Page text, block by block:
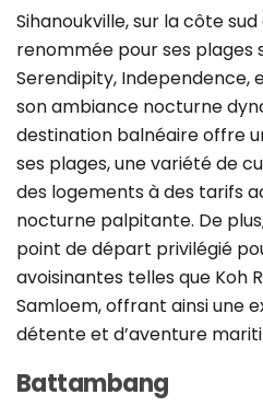
Sihanoukville, sur la côte
renommée pour ses plages
Serendipity, Independence,
son ambiance nocturne
destination balnéaire offre
ses plages, une variété de
des logements à des tarifs
nocturne palpitante. De
point de départ privilégié
avoisinantes telles que Koh
Samloem, offrant ainsi une
détente et d’aventure
Battambang